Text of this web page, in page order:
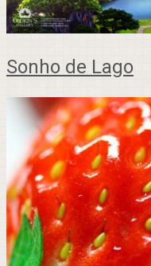
Sonho de Lago